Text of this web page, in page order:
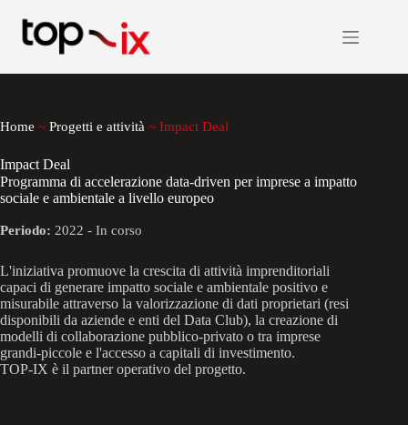
contenuto
Home ~ Progetti e attività ~ Impact Deal
Impact Deal
Programma di accelerazione data-driven per imprese a impatto
sociale e ambientale a livello europeo
Periodo: 2022 - In corso
L'iniziativa promuove la crescita di attività imprenditoriali
capaci di generare impatto sociale e ambientale positivo e
misurabile attraverso la valorizzazione di dati proprietari (resi
disponibili da aziende e enti del Data Club), la creazione di
modelli di collaborazione pubblico-privato o tra imprese
grandi-piccole e l'accesso a capitali di investimento.
TOP-IX è il partner operativo del progetto.